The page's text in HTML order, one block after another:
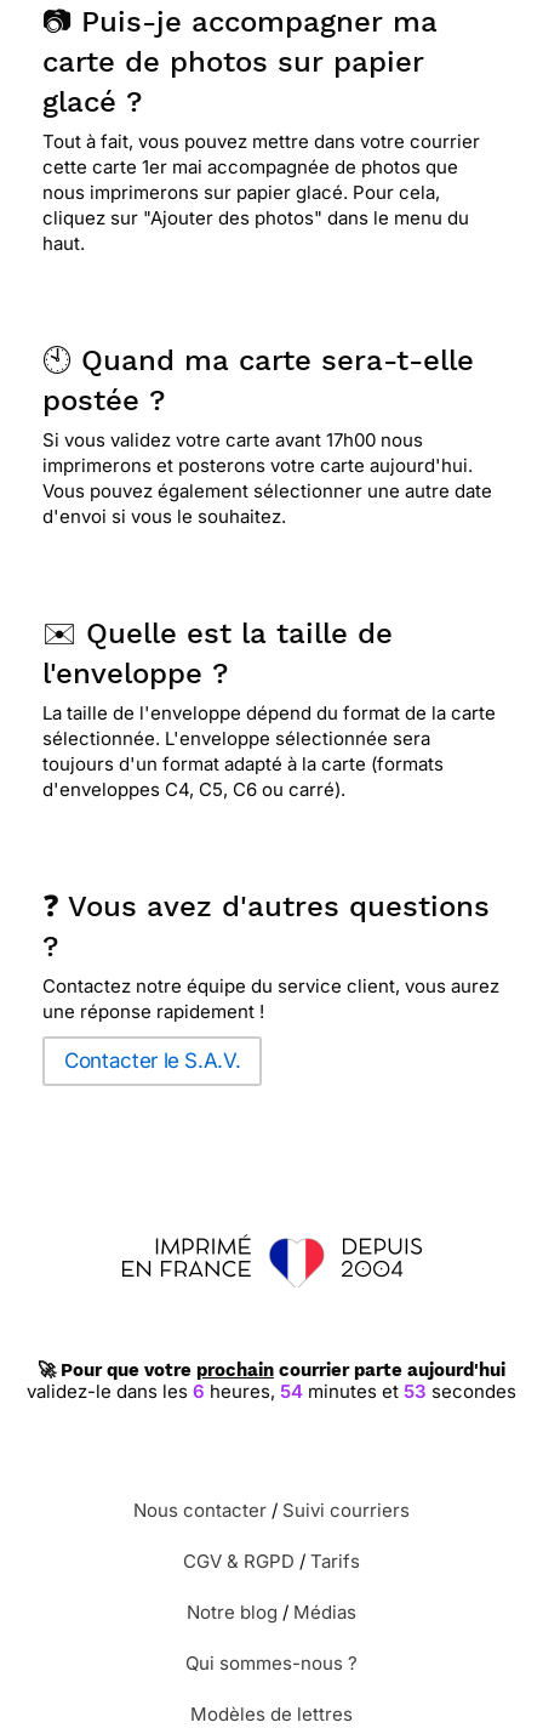
📷 Puis-je accompagner ma
carte de photos sur papier
glacé ?
Tout à fait, vous pouvez mettre dans votre courrier
cette carte 1er mai accompagnée de photos que
nous imprimerons sur papier glacé. Pour cela,
cliquez sur "Ajouter des photos" dans le menu du
haut.
🕙 Quand ma carte sera-t-elle
postée ?
Si vous validez votre carte avant 17h00 nous
imprimerons et posterons votre carte aujourd'hui.
Vous pouvez également sélectionner une autre date
d'envoi si vous le souhaitez.
✉️ Quelle est la taille de
l'enveloppe ?
La taille de l'enveloppe dépend du format de la carte
sélectionnée. L'enveloppe sélectionnée sera
toujours d'un format adapté à la carte (formats
d'enveloppes C4, C5, C6 ou carré).
❓ Vous avez d'autres questions
?
Contactez notre équipe du service client, vous aurez
une réponse rapidement !
Contacter le S.A.V.
🚀 Pour que votre prochain courrier parte aujourd'hui
validez-le dans les6 heures,54 minutes et52 secondes
Nous contacter / Suivi courriers
CGV & RGPD / Tarifs
Notre blog / Médias
Qui sommes-nous ?
Modèles de lettres